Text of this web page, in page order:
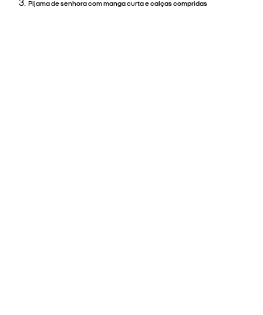
Pijama de senhora com manga curta e calças compridas